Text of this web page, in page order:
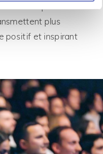
plus
positif et inspirant